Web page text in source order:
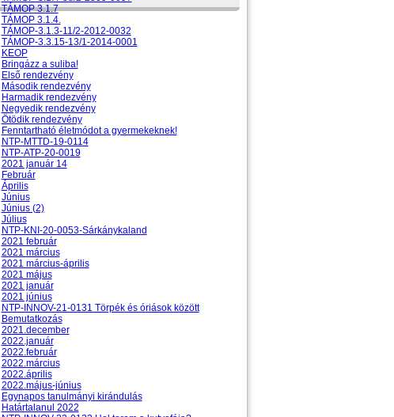
TÁMOP 3.1.7
TÁMOP 3.1.4.
TÁMOP-3.1.3-11/2-2012-0032
TÁMOP-3.3.15-13/1-2014-0001
KEOP
Bringázz a suliba!
Első rendezvény
Második rendezvény
Harmadik rendezvény
Negyedik rendezvény
Ötödik rendezvény
Fenntartható életmódot a gyermekeknek!
NTP-MTTD-19-0114
NTP-ATP-20-0019
2021 január 14
Február
Április
Június
Június (2)
Július
NTP-KNI-20-0053-Sárkánykaland
2021 február
2021 március
2021 március-április
2021 május
2021 január
2021 június
NTP-INNOV-21-0131 Törpék és óriások között
Bemutatkozás
2021.december
2022.január
2022.február
2022.március
2022.április
2022.május-június
Egynapos tanulmányi kirándulás
Határtalanul 2022